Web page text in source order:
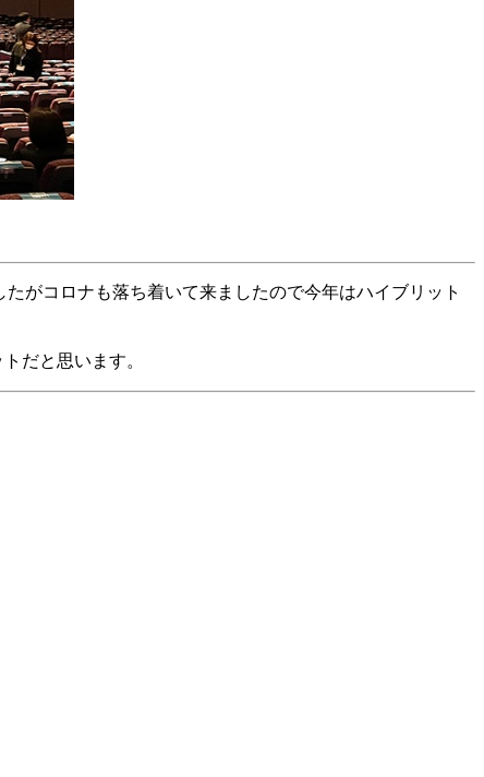
がコロナも落ち着いて来ましたので今年はハイブリット
だと思います。